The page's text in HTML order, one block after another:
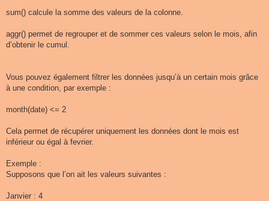
sum() calcule la somme des valeurs de la colonne.
aggr() permet de regrouper et de sommer ces valeurs selon le mois, afin
d’obtenir le cumul.
Vous pouvez également filtrer les données jusqu’à un certain mois grâce
à une condition, par exemple :
month(date) <= 2
Cela permet de récupérer uniquement les données dont le mois est
inférieur ou égal à fevrier.
Exemple :
Supposons que l’on ait les valeurs suivantes :
Janvier : 4